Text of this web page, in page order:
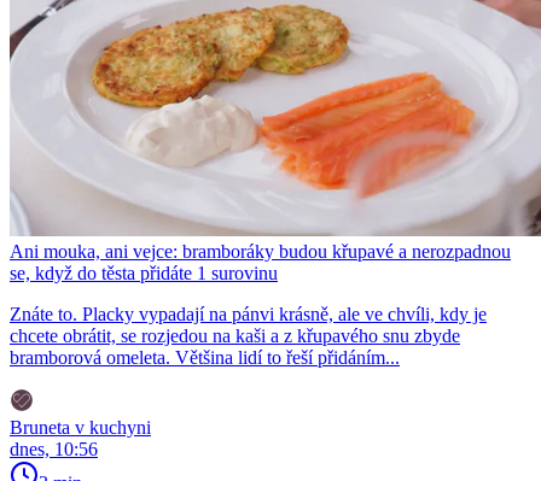
Ani mouka, ani vejce: bramboráky budou křupavé a nerozpadnou
se, když do těsta přidáte 1 surovinu
Znáte to. Placky vypadají na pánvi krásně, ale ve chvíli, kdy je
chcete obrátit, se rozjedou na kaši a z křupavého snu zbyde
bramborová omeleta. Většina lidí to řeší přidáním...
Bruneta v kuchyni
dnes, 10:56